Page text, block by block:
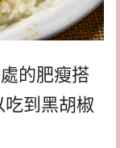
的肥瘦搭
到黑胡椒